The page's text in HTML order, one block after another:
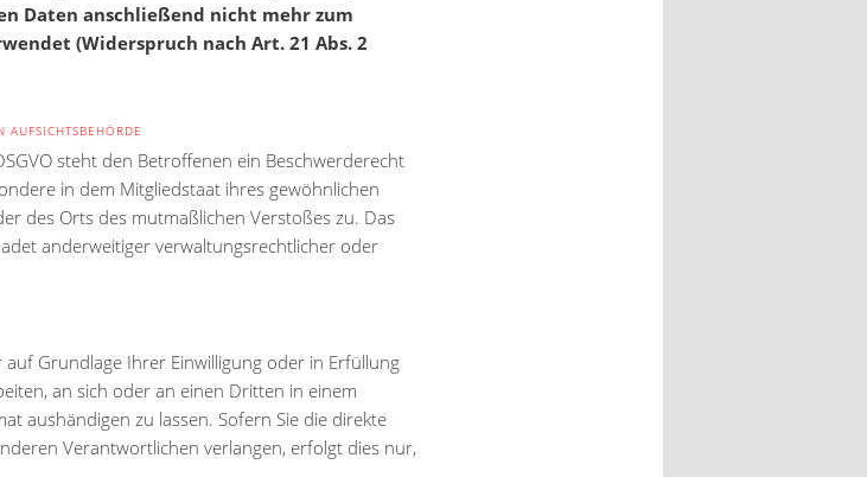
Daten anschließend nicht mehr zum
(Widerspruch nach Art. 21 Abs. 2
AUFSICHTSBEHÖRDE
steht den Betroffenen ein Beschwerderecht
in dem Mitgliedstaat ihres gewöhnlichen
des Orts des mutmaßlichen Verstoßes zu. Das
anderweitiger verwaltungsrechtlicher oder
auf Grundlage Ihrer Einwilligung oder in Erfüllung
an sich oder an einen Dritten in einem
aushändigen zu lassen. Sofern Sie die direkte
Verantwortlichen verlangen, erfolgt dies nur,